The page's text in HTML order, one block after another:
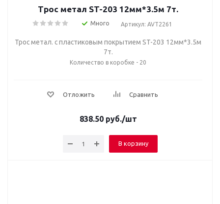
Трос метал ST-203 12мм*3.5м 7т.
Много Артикул: AVT2261
Трос метал. с пластиковым покрытием ST-203 12мм*3.5м
7т.
Количество в коробке - 20
Отложить Сравнить
838.50 руб./шт
В корзину